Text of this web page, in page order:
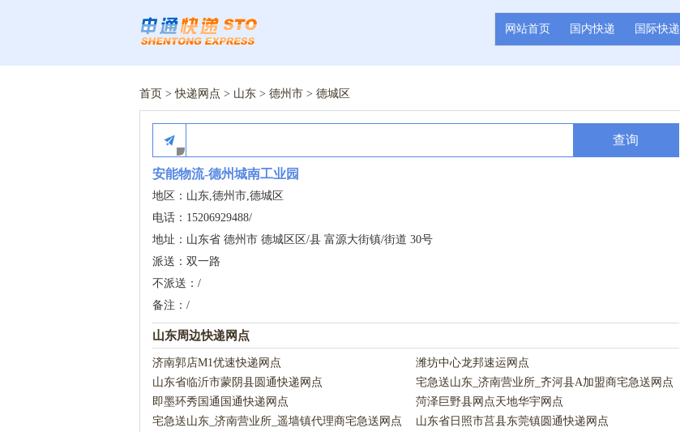
网站首页 国内快递 国际快递
首页 >快递网点 > 山东 > 德州市 > 德城区
查询
安能物流-德州城南工业园
地区：山东,德州市,德城区
电话：15206929488/
地址：山东省 德州市 德城区区/县 富源大街镇/街道 30号
派送：双一路
不派送：/
备注：/
山东周边快递网点
济南郭店M1优速快递网点
潍坊中心龙邦速运网点
山东省临沂市蒙阴县圆通快递网点
宅急送山东_济南营业所_齐河县A加盟商宅急送网点
即墨环秀国通国通快递网点
菏泽巨野县网点天地华宇网点
宅急送山东_济南营业所_遥墙镇代理商宅急送网点
山东省日照市莒县东莞镇圆通快递网点